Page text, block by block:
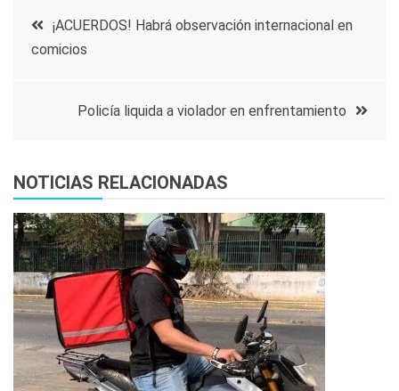
Navegación
entradas
¡ACUERDOS! Habrá observación internacional en
comicios
Policía liquida a violador en enfrentamiento
NOTICIAS RELACIONADAS